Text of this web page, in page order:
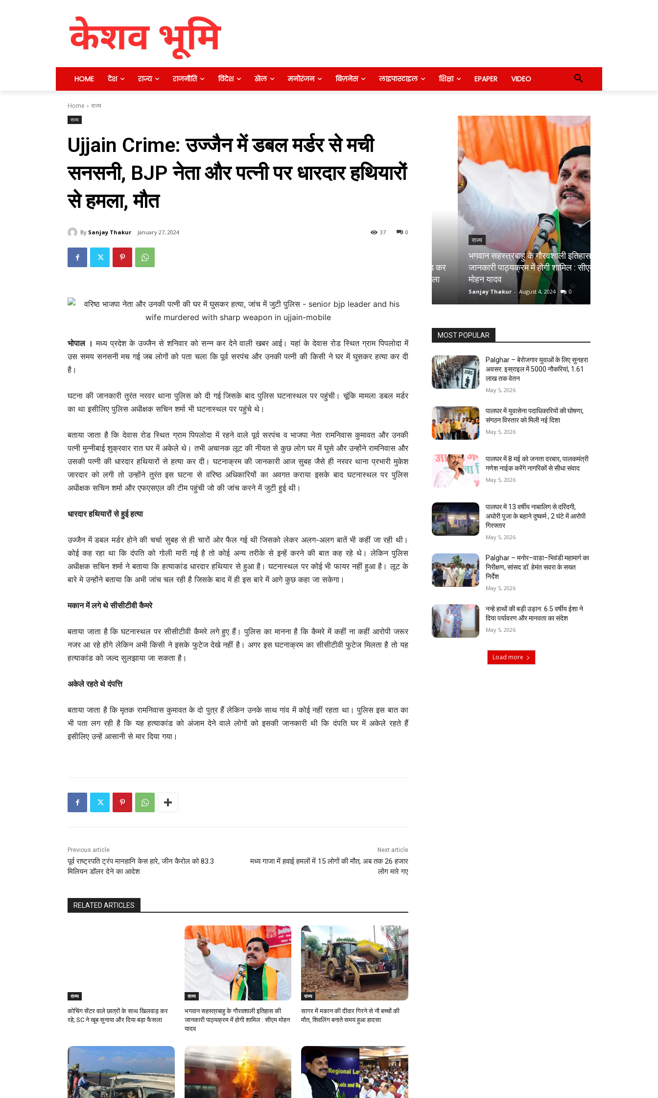
HOME देश राज्य राजनीति विदेश खेल मनोरंजन बिज़नेस लाइफस्टाइल शिक्षा EPAPER VIDEO
Home राज्य
राज्य
Ujjain Crime: उज्जैन में डबल मर्डर से मची
सनसनी, BJP नेता और पत्नी पर धारदार हथियारों
से हमला, मौत
By Sanjay Thakur January 27, 2024 0
37
भोपाल । मध्‍य प्रदेश के उज्‍जैन से शनिवार को सन्‍न कर देने वाली खबर आई। यहां के देवास रोड स्थित ग्राम पिपलोदा में
उस समय सनसनी मच गई जब लोगों को पता चला कि पूर्व सरपंच और उनकी पत्नी की किसी ने घर में घुसकर हत्या कर दी
है।
घटना की जानकारी तुरंत नरवर थाना पुलिस को दी गई जिसके बाद पुलिस घटनास्थल पर पहुंची। चूंकि मामला डबल मर्डर
का था इसीलिए पुलिस अधीक्षक सचिन शर्मा भी घटनास्थल पर पहुंचे थे।
बताया जाता है कि देवास रोड स्थित ग्राम पिपलोदा में रहने वाले पूर्व सरपंच व भाजपा नेता रामनिवास कुमावत और उनकी
पत्नी मुन्नीबाई शुक्रवार रात घर में अकेले थे। तभी अचानक लूट की नीयत से कुछ लोग घर में घुसे और उन्होंने रामनिवास और
उसकी पत्नी की धारदार हथियारों से हत्या कर दी। घटनाक्रम की जानकारी आज सुबह जैसे ही नरवर थाना प्रभारी मुकेश
जारदार को लगी तो उन्होंने तुरंत इस घटना से वरिष्ठ अधिकारियों का अवगत कराया इसके बाद घटनास्थल पर पुलिस
अधीक्षक सचिन शर्मा और एफएसएल की टीम पहुंची जो की जांच करने में जुटी हुई थी।
धारदार हथियारों से हुई हत्या
उज्जैन में डबल मर्डर होने की चर्चा सुबह से ही चारों ओर फैल गई थी जिसको लेकर अलग-अलग बातें भी कहीं जा रही थी।
कोई कह रहा था कि दंपति को गोली मारी गई है तो कोई अन्य तरीके से इन्हें करने की बात कह रहे थे। लेकिन पुलिस
अधीक्षक सचिन शर्मा ने बताया कि हत्याकांड धारदार हथियार से हुआ है। घटनास्थल पर कोई भी फायर नहीं हुआ है। लूट के
बारे मे उन्‍होंने बताया कि अभी जांच चल रही है जिसके बाद में ही इस बारे में आगे कुछ कहा जा सकेगा।
मकान में लगे थे सीसीटीवी कैमरे
बताया जाता है कि घटनास्थल पर सीसीटीवी कैमरे लगे हुए हैं। पुलिस का मानना है कि कैमरे में कहीं ना कहीं आरोपी जरूर
नजर आ रहे होंगे लेकिन अभी किसी ने इसके फुटेज देखे नहीं है। अगर इस घटनाक्रम का सीसीटीवी फुटेज मिलता है तो यह
हत्याकांड को जल्द सुलझाया जा सकता है।
अकेले रहते थे दंपत्ति
बताया जाता है कि मृतक रामनिवास कुमावत के दो पुत्र हैं लेकिन उनके साथ गांव में कोई नहीं रहता था। पुलिस इस बात का
भी पता लग रही है कि यह हत्याकांड को अंजाम देने वाले लोगों को इसकी जानकारी थी कि दंपति घर में अकेले रहते हैं
इसीलिए उन्हें आसानी से मार दिया गया।
Previous article
पूर्व राष्‍ट्रपति ट्रंप मानहानि केस हारे, जीन कैरोल को 83.3
मिलियन डॉलर देने का आदेश
Next article
मध्य गाजा में हवाई हमलों में 15 लोगों की मौत, अब तक 26 हजार
लोग मारे गए
RELATED ARTICLES
राज्य
कोचिंग सेंटर वाले छात्रों के साथ खिलवाड़ कर
रहे; SC ने खूब सुनाया और दिया बड़ा फैसला
राज्य
भगवान सहस्त्रबाहु के गौरवशाली इतिहास की
जानकारी पाठ्यक्रम में होगी शामिल : सीएम मोहन
यादव
राज्य
सागर में मकान की दीवार गिरने से नौ बच्चों की
मौत, शिवलिंग बनाते समय हुआ हादसा
भगवान सहस्त्रबाहु के गौरवशाली इतिहास की
जानकारी पाठ्यक्रम में होगी शामिल : सीएम
मोहन यादव
Sanjay Thakur - August 4, 2024 0
MOST POPULAR
Palghar – बेरोजगार युवाओं के लिए सुनहरा
अवसर: इस्राइल में 5000 नौकरियां, ₹1.61
लाख तक वेतन
May 5, 2026
पालघर में युवासेना पदाधिकारियों की घोषणा,
संगठन विस्तार को मिली नई दिशा
May 5, 2026
पालघर में 8 मई को जनता दरबार, पालकमंत्री
गणेश नाईक करेंगे नागरिकों से सीधा संवाद
May 5, 2026
पालघर में 13 वर्षीय नाबालिग से दरिंदगी,
अघोरी पूजा के बहाने दुष्कर्म , 2 घंटे में आरोपी
गिरफ्तार
May 5, 2026
Palghar – मनोर–वाडा–भिवंडी महामार्ग का
निरीक्षण, सांसद डॉ. हेमंत सवरा के सख्त
निर्देश
May 5, 2026
नन्हे हाथों की बड़ी उड़ान: 6.5 वर्षीय ईशा ने
दिया पर्यावरण और मानवता का संदेश
May 5, 2026
Load more